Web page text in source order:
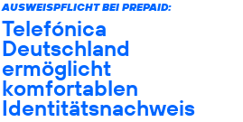
AUSWEISPFLICHT BEI PREPAID:
Telefónica
Deutschland
ermöglicht
komfortablen
Identitätsnachweis